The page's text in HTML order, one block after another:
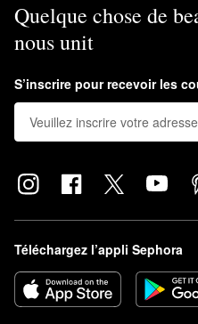
Quelque chose de
nous unit
S’inscrire pour recevoir les
Téléchargez l’appli Sephora